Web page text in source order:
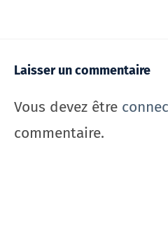
Laisser un commentaire
Vous devez être
commentaire.